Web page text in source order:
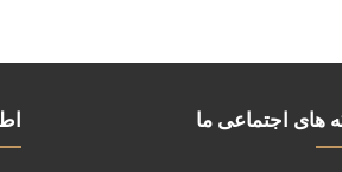
های اجتماعی ما